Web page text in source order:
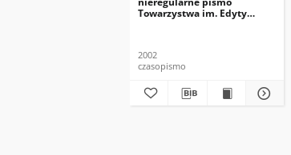
Towarzystwa im. Edyty
2002
czasopismo